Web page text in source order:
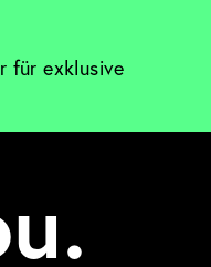
für exklusive